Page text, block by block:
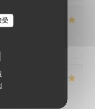
受